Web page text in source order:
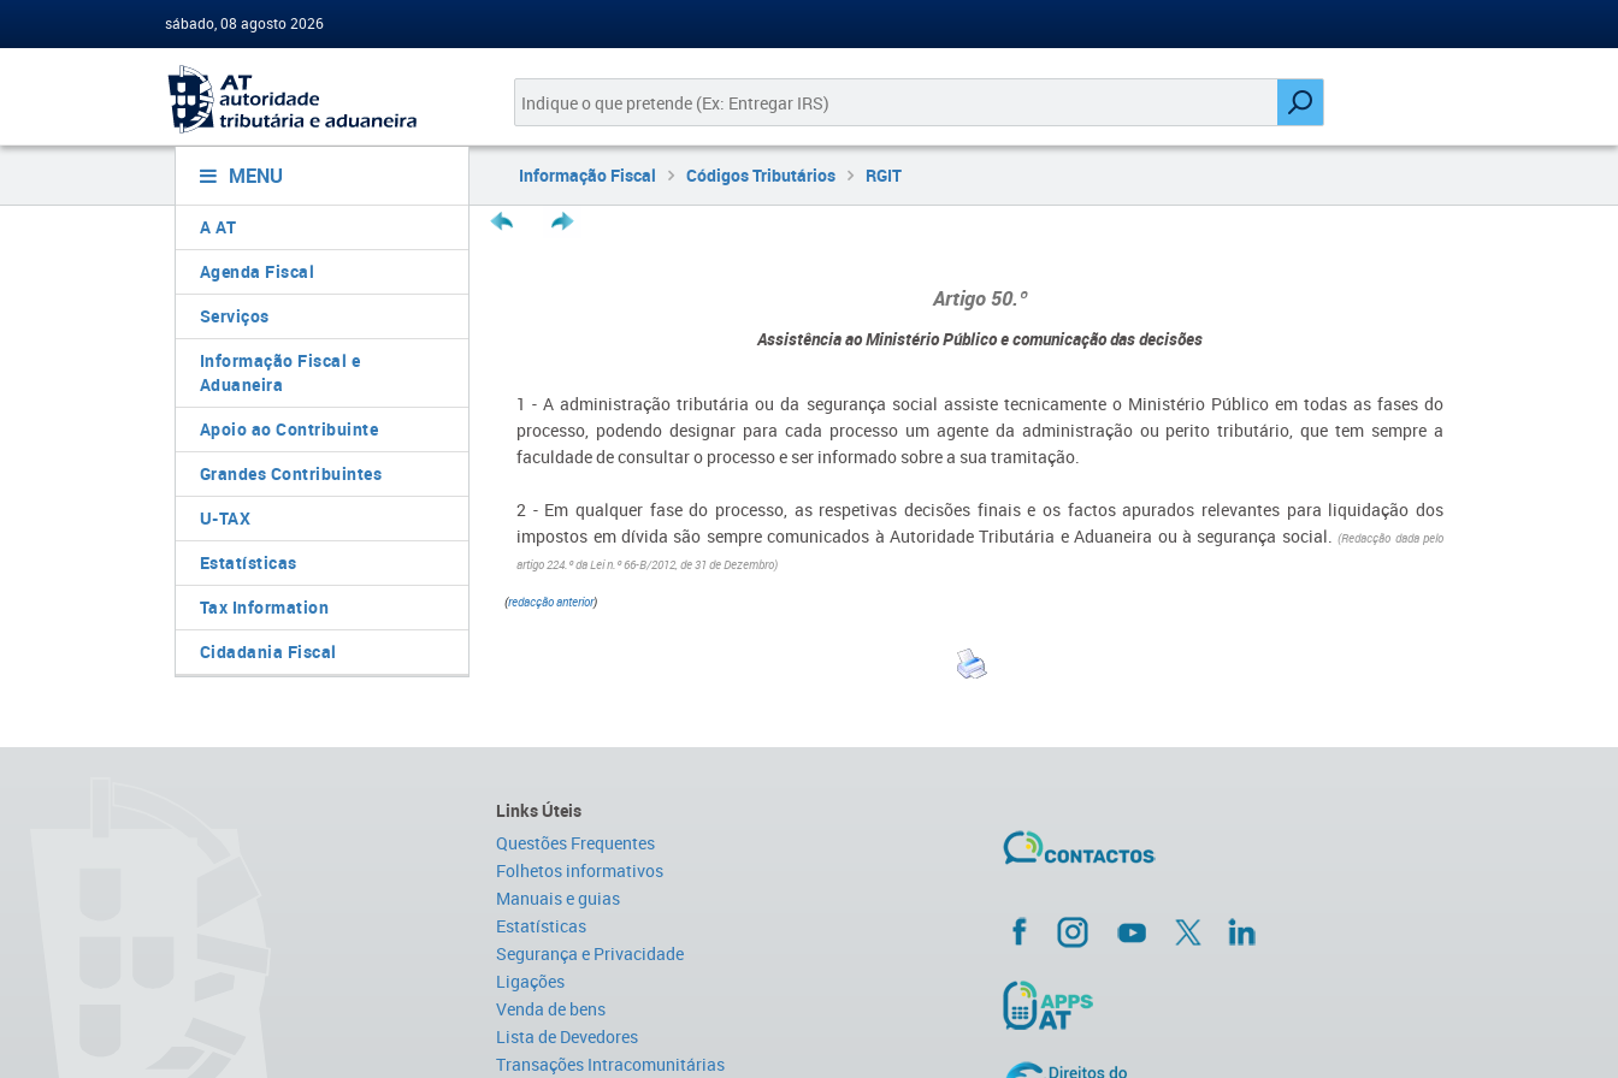
sábado, 08 agosto 2026
MENU
A AT
Agenda Fiscal
Serviços
Informação Fiscal e
Aduaneira
Apoio ao Contribuinte
Grandes Contribuintes
U-TAX
Estatísticas
Tax Information
Cidadania Fiscal
Informação Fiscal Códigos Tributários RGIT
Artigo 50.º
Assistência ao Ministério Público e comunicação das decisões
1 - A administração tributária ou da segurança social assiste tecnicamente o Ministério Público em todas as fases do
processo, podendo designar para cada processo um agente da administração ou perito tributário, que tem sempre a
faculdade de consultar o processo e ser informado sobre a sua tramitação.
2 - Em qualquer fase do processo, as respetivas decisões finais e os factos apurados relevantes para liquidação dos
impostos em dívida são sempre comunicados à Autoridade Tributária e Aduaneira ou à segurança social.(Redacção dada pelo
artigo 224.º da Lei n.º 66-B/2012, de 31 de Dezembro)
(redacção anterior)
Links Úteis
Questões Frequentes
Folhetos informativos
Manuais e guias
Estatísticas
Segurança e Privacidade
Ligações
Venda de bens
Lista de Devedores
Transações Intracomunitárias